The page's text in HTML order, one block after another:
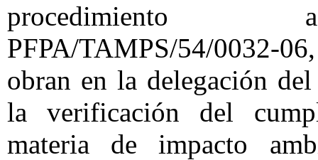
procedimiento
PFPA/TAMPS/54/0032-
obran en la delegación
la verificación del
materia de impacto